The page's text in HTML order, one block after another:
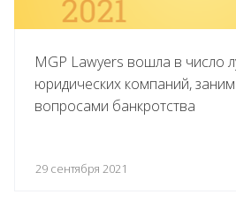
MGP Lawyers вошла в число
юридических компаний,
вопросами банкротства
29 сентября 2021